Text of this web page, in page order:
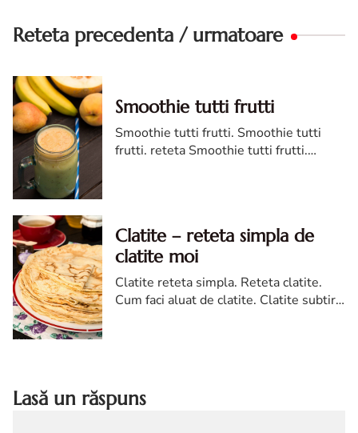
Reteta precedenta / urmatoare
Smoothie tutti frutti
Smoothie tutti frutti. Smoothie tutti
frutti. reteta Smoothie tutti frutti.
Clatite – reteta simpla de
clatite moi
Clatite reteta simpla. Reteta clatite.
Cum faci aluat de clatite. Clatite subtiri
Lasă un răspuns